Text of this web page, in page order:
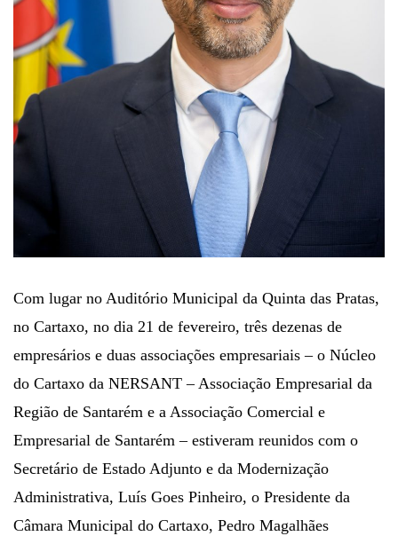
Com lugar no Auditório Municipal da Quinta das Pratas,
no Cartaxo, no dia 21 de fevereiro, três dezenas de
empresários e duas associações empresariais – o Núcleo
do Cartaxo da NERSANT – Associação Empresarial da
Região de Santarém e a Associação Comercial e
Empresarial de Santarém – estiveram reunidos com o
Secretário de Estado Adjunto e da Modernização
Administrativa, Luís Goes Pinheiro, o Presidente da
Câmara Municipal do Cartaxo, Pedro Magalhães